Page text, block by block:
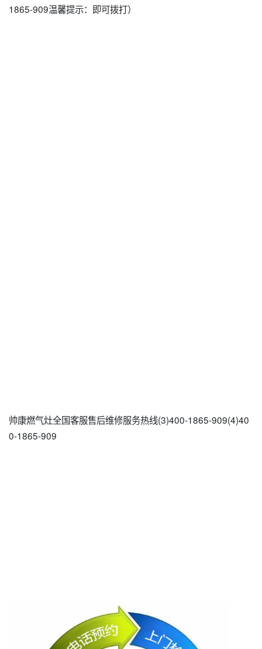
1865-909温馨提示：即可拨打）
帅康燃气灶全国客服售后维修服务热线(3)400-1865-909(4)40
0-1865-909